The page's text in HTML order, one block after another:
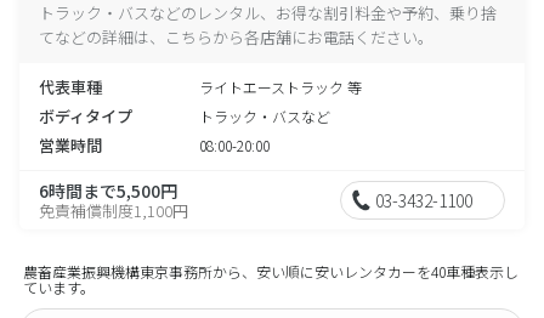
トラック・バスなどのレンタル、お得な割引料金や予約、乗り捨
てなどの詳細は、こちらから各店舗にお電話ください。
代表車種 ライトエーストラック 等
ボディタイプ トラック・バスなど
営業時間 08:00-20:00
6時間まで5,500円
免責補償制度1,100円 03-3432-1100
農畜産業振興機構東京事務所から、安い順に安いレンタカーを40車種表示し
ています。